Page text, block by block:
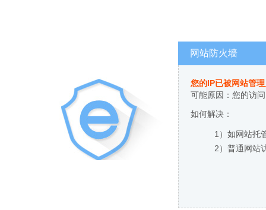
网站防火墙
您的IP已被网站管
可能原因：您的访
如何解决：
1）如网站托
2）普通网站